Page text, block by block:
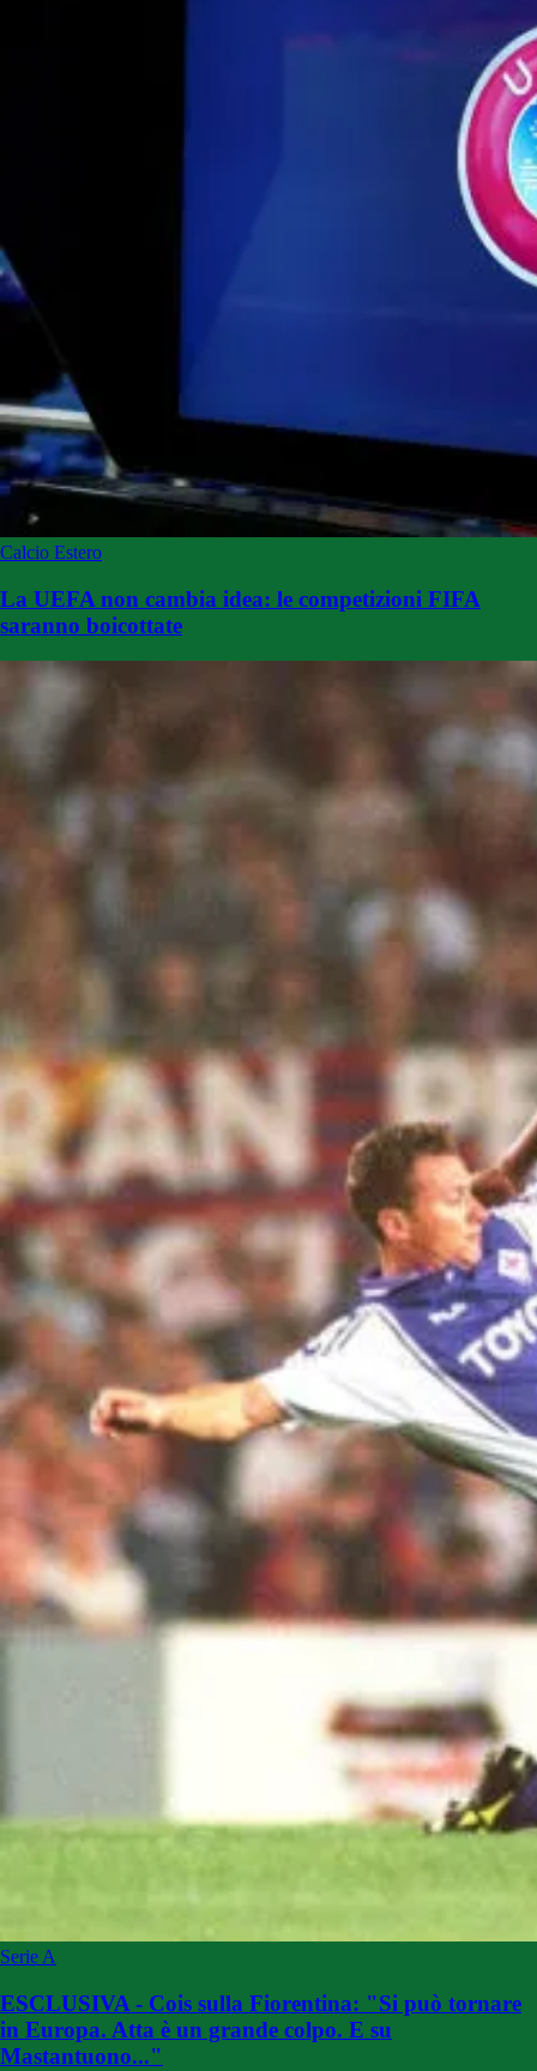
Calcio Estero
La UEFA non cambia idea: le competizioni FIFA
saranno boicottate
Serie A
ESCLUSIVA - Cois sulla Fiorentina: "Si può tornare
in Europa. Atta è un grande colpo. E su
Mastantuono..."